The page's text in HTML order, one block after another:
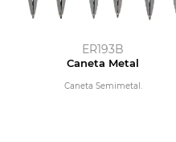
ER193B
Caneta Metal
Caneta Semimetal.